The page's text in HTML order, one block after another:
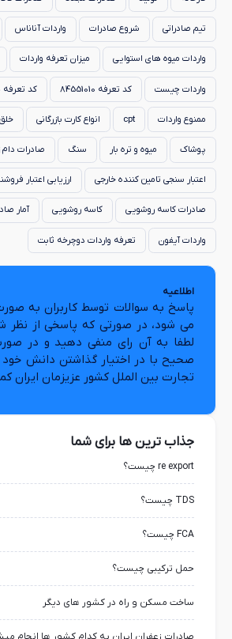
تیم صادراتی شروع صادرات واردات آناناس
واردات میوه های استوایی میزان تعرفه واردات
واردات چیست کد تعرفه 84551010 کد تعرفه 84551090
ممنوع واردات cpt انواع کارت بازرگانی
پوشاک میوه و تره بار سنگ صادرات دام
اعتبار سنجی تامین کننده خارجی ارزیابی اعتبار
صادرات کاسه روشویی کاسه روشویی آمار
واردات آیفون تعرفه واردات دوچرخه ثابت
اطلاعیه
پاسخ به سوالات توسط کاربران به
می شود، در صورتی که پاسخی از نظر
لطفا به آن رای منفی دهید و در
صحیح با در اختیار گذاشتن دانش
تجارت بین الملل کشور عزیزمان ایران
جذاب ترین ها برای شما
re export چیست؟
TDS چیست؟
FCA چیست؟
حمل ترکیبی چیست؟
ساخت مسکن و راه در کشور های دیگر